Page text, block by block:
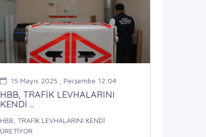
15 Mayıs 2025 , Perşembe 12:04
HBB, TRAFİK LEVHALARINI
KENDİ ...
HBB, TRAFİK LEVHALARINI KENDİ
ÜRETİYOR